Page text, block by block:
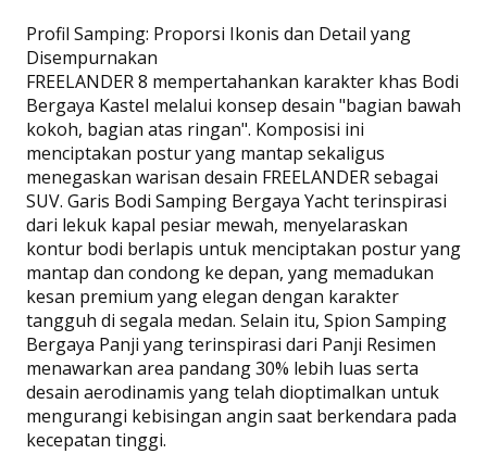
Profil Samping: Proporsi Ikonis dan Detail yang
Disempurnakan
FREELANDER 8 mempertahankan karakter khas Bodi
Bergaya Kastel melalui konsep desain "bagian bawah
kokoh, bagian atas ringan". Komposisi ini
menciptakan postur yang mantap sekaligus
menegaskan warisan desain FREELANDER sebagai
SUV. Garis Bodi Samping Bergaya Yacht terinspirasi
dari lekuk kapal pesiar mewah, menyelaraskan
kontur bodi berlapis untuk menciptakan postur yang
mantap dan condong ke depan, yang memadukan
kesan premium yang elegan dengan karakter
tangguh di segala medan. Selain itu, Spion Samping
Bergaya Panji yang terinspirasi dari Panji Resimen
menawarkan area pandang 30% lebih luas serta
desain aerodinamis yang telah dioptimalkan untuk
mengurangi kebisingan angin saat berkendara pada
kecepatan tinggi.